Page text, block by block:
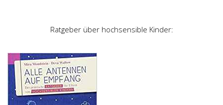
Ratgeber über hochsensible Kinder: